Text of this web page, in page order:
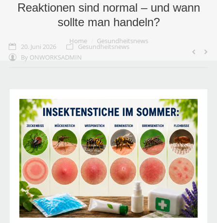
Online-Shop
Über uns
Notdienst
Kontakt
Reaktionen sind normal – und wann
sollte man handeln?
Home Gesundheitsnews
20. Juni 2026
Gesundheitsnews
By ONWORKSADMIN